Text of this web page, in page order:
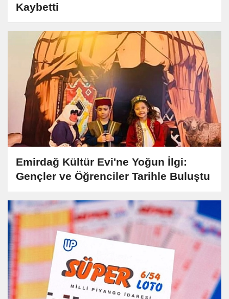
Kaybetti
Emirdağ Kültür Evi'ne Yoğun İlgi:
Gençler ve Öğrenciler Tarihle Buluştu